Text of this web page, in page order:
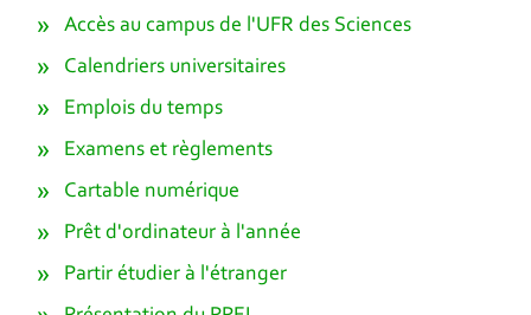
Accès au campus de l'UFR des Sciences
Calendriers universitaires
Emplois du temps
Examens et règlements
Cartable numérique
Prêt d'ordinateur à l'année
Partir étudier à l'étranger